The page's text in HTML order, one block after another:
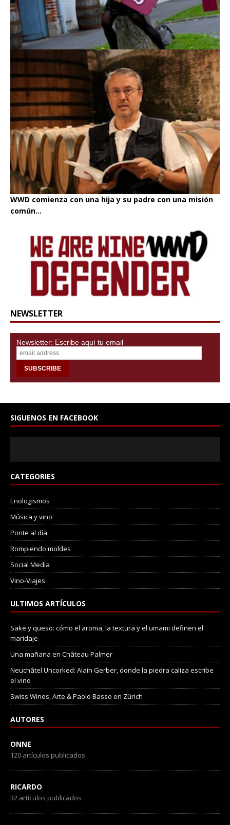
WWD comienza con una hija y su padre con una misión
común...
NEWSLETTER
Newsletter: Escribe aquí tu email
SIGUENOS EN FACEBOOK
CATEGORIES
Enologismos
Música y vino
Ponte al día
Rompiendo moldes
Social Media
Vino-Viajes
ULTIMOS ARTÍCULOS
Sake y queso: cómo el aroma, la textura y el umami definen el
maridaje
Una mañana en Château Palmer
Neuchâtel Uncorked: Alain Gerber, donde la piedra caliza escribe
el vino
Swiss Wines, Arte & Paolo Basso en Zürich
AUTORES
ONNE
120 artículos publicados
RICARDO
32 artículos publicados